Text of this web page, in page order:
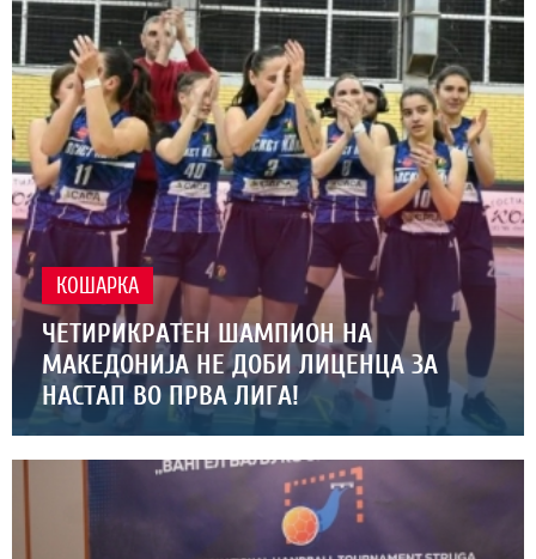
КОШАРКА
ЧЕТИРИКРАТЕН ШАМПИОН НА
МАКЕДОНИЈА НЕ ДОБИ ЛИЦЕНЦА ЗА
НАСТАП ВО ПРВА ЛИГА!